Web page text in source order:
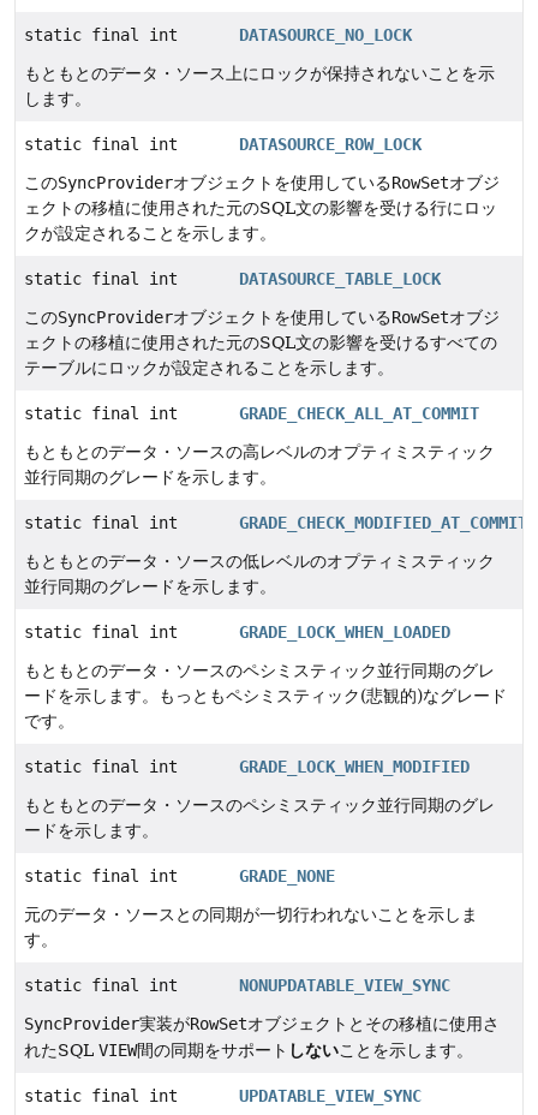
static final int
DATASOURCE_NO_LOCK
もともとのデータ・ソース上にロックが保持されないことを示
します。
static final int
DATASOURCE_ROW_LOCK
このSyncProviderオブジェクトを使用しているRowSetオブジ
ェクトの移植に使用された元のSQL文の影響を受ける行にロッ
クが設定されることを示します。
static final int
DATASOURCE_TABLE_LOCK
このSyncProviderオブジェクトを使用しているRowSetオブジ
ェクトの移植に使用された元のSQL文の影響を受けるすべての
テーブルにロックが設定されることを示します。
static final int
GRADE_CHECK_ALL_AT_COMMIT
もともとのデータ・ソースの高レベルのオプティミスティック
並行同期のグレードを示します。
static final int
GRADE_CHECK_MODIFIED_AT_COMMIT
もともとのデータ・ソースの低レベルのオプティミスティック
並行同期のグレードを示します。
static final int
GRADE_LOCK_WHEN_LOADED
もともとのデータ・ソースのペシミスティック並行同期のグレ
ードを示します。もっともペシミスティック(悲観的)なグレード
です。
static final int
GRADE_LOCK_WHEN_MODIFIED
もともとのデータ・ソースのペシミスティック並行同期のグレ
ードを示します。
static final int
GRADE_NONE
元のデータ・ソースとの同期が一切行われないことを示しま
す。
static final int
NONUPDATABLE_VIEW_SYNC
SyncProvider実装がRowSetオブジェクトとその移植に使用さ
れたSQL VIEW間の同期をサポート しないことを示します。
static final int
UPDATABLE_VIEW_SYNC